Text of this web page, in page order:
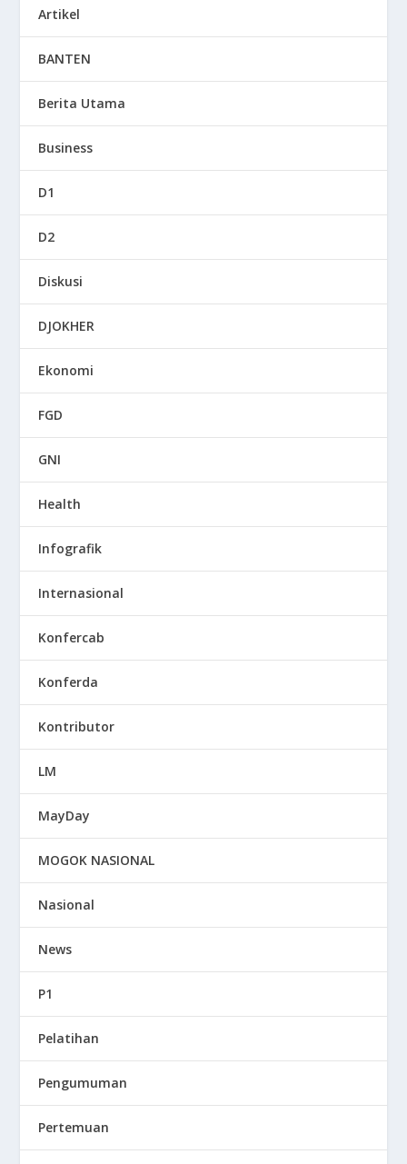
Artikel
BANTEN
Berita Utama
Business
D1
D2
Diskusi
DJOKHER
Ekonomi
FGD
GNI
Health
Infografik
Internasional
Konfercab
Konferda
Kontributor
LM
MayDay
MOGOK NASIONAL
Nasional
News
P1
Pelatihan
Pengumuman
Pertemuan